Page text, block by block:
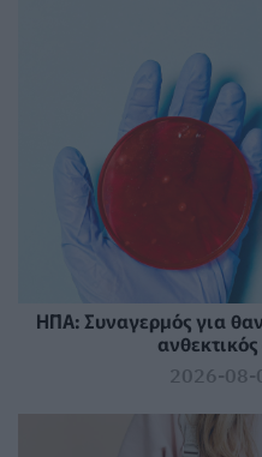
ΗΠΑ: Συναγερμός για
2026-08-